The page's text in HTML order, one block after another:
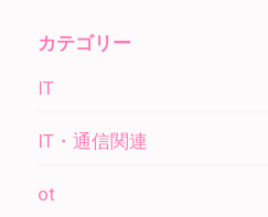
カテゴリー
IT
IT・通信関連
ot